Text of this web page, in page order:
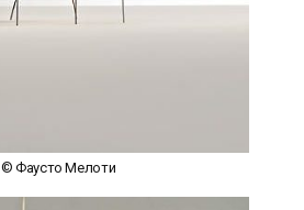
© Фаусто Мелоти